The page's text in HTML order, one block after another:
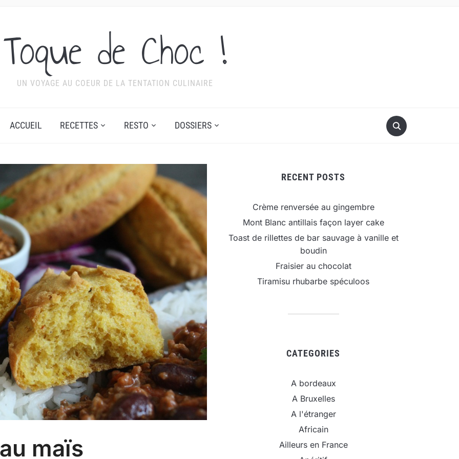
Toque de Choc !
UN VOYAGE AU COEUR DE LA TENTATION CULINAIRE
ACCUEIL RECETTES RESTO DOSSIERS
maïs
RECENT POSTS
Crème renversée au gingembre
Mont Blanc antillais façon layer cake
Toast de rillettes de bar sauvage à vanille et
boudin
Fraisier au chocolat
Tiramisu rhubarbe spéculoos
CATEGORIES
A bordeaux
A Bruxelles
A l'étranger
Africain
Ailleurs en France